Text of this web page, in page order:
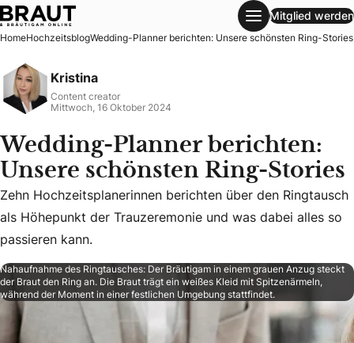
Wedding-Planner berichten: Unsere schönsten Ring-Stories
Mitglied werden
HomeHochzeitsblogWedding-Planner berichten: Unsere schönsten Ring-Stories
Kristina
Content creator
Mittwoch, 16 Oktober 2024
Wedding-Planner berichten:
Unsere schönsten Ring-Stories
Zehn Hochzeitsplanerinnen berichten über den
Zehn Hochzeitsplanerinnen berichten über den Ringtausch
als Höhepunkt der Trauzeremonie und was dabei alles so
passieren kann.
Nahaufnahme des Ringtausches: Der Bräutigam in einem grauen Anzug steckt
der Braut den Ring an. Die Braut trägt ein weißes Kleid mit Spitzenärmeln,
während der Moment in einer festlichen Umgebung stattfindet.